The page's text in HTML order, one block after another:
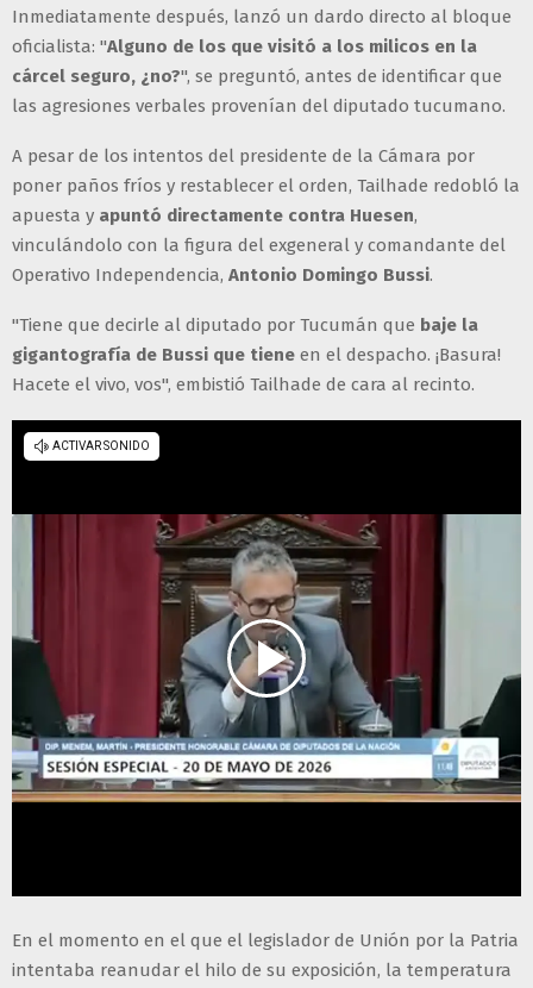
Inmediatamente después, lanzó un dardo directo al bloque
oficialista: "Alguno de los que visitó a los milicos en la
cárcel seguro, ¿no?", se preguntó, antes de identificar que
las agresiones verbales provenían del diputado tucumano.
A pesar de los intentos del presidente de la Cámara por
poner paños fríos y restablecer el orden, Tailhade redobló la
apuesta y apuntó directamente contra Huesen,
vinculándolo con la figura del exgeneral y comandante del
Operativo Independencia, Antonio Domingo Bussi.
"Tiene que decirle al diputado por Tucumán que baje la
gigantografía de Bussi que tiene en el despacho. ¡Basura!
Hacete el vivo, vos", embistió Tailhade de cara al recinto.
En el momento en el que el legislador de Unión por la Patria
intentaba reanudar el hilo de su exposición, la temperatura